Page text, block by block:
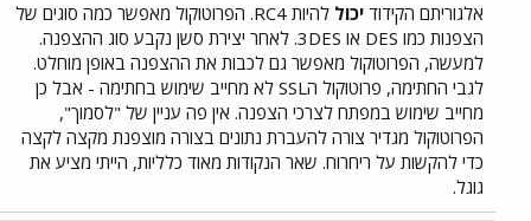
אלגוריתם הקידוד יכול
להיות RC4. הפרוטוקול מאפשר כמה סוגים של
הצפנות כמו DES או 3DES. לאחר יצירת סשן נקבע סוג ההצפנה.
למעשה, הפרוטוקול מאפשר גם לכבות את ההצפנה באופן מוחלט.
לגבי החתימה, פרוטוקול הSSL לא מחייב שימוש בחתימה - אבל כן
מחייב שימוש במפתח לצרכי הצפנה. אין פה עניין של "לסמוך",
הפרוטוקול מגדיר צורה להעברת נתונים בצורה מוצפנת מקצה לקצה
כדי להקשות על ריחרוח. שאר הנקודות מאוד כלליות, הייתי מציע את
גוגל.